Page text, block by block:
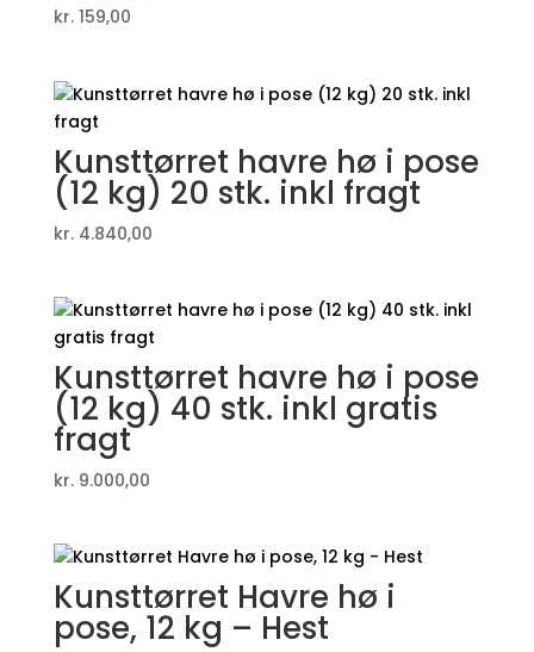
kr.159,00
Kunsttørret havre hø i pose
(12 kg) 20 stk. inkl fragt
kr.4.840,00
Kunsttørret havre hø i pose
(12 kg) 40 stk. inkl gratis
fragt
kr.9.000,00
Kunsttørret Havre hø i
pose, 12 kg – Hest